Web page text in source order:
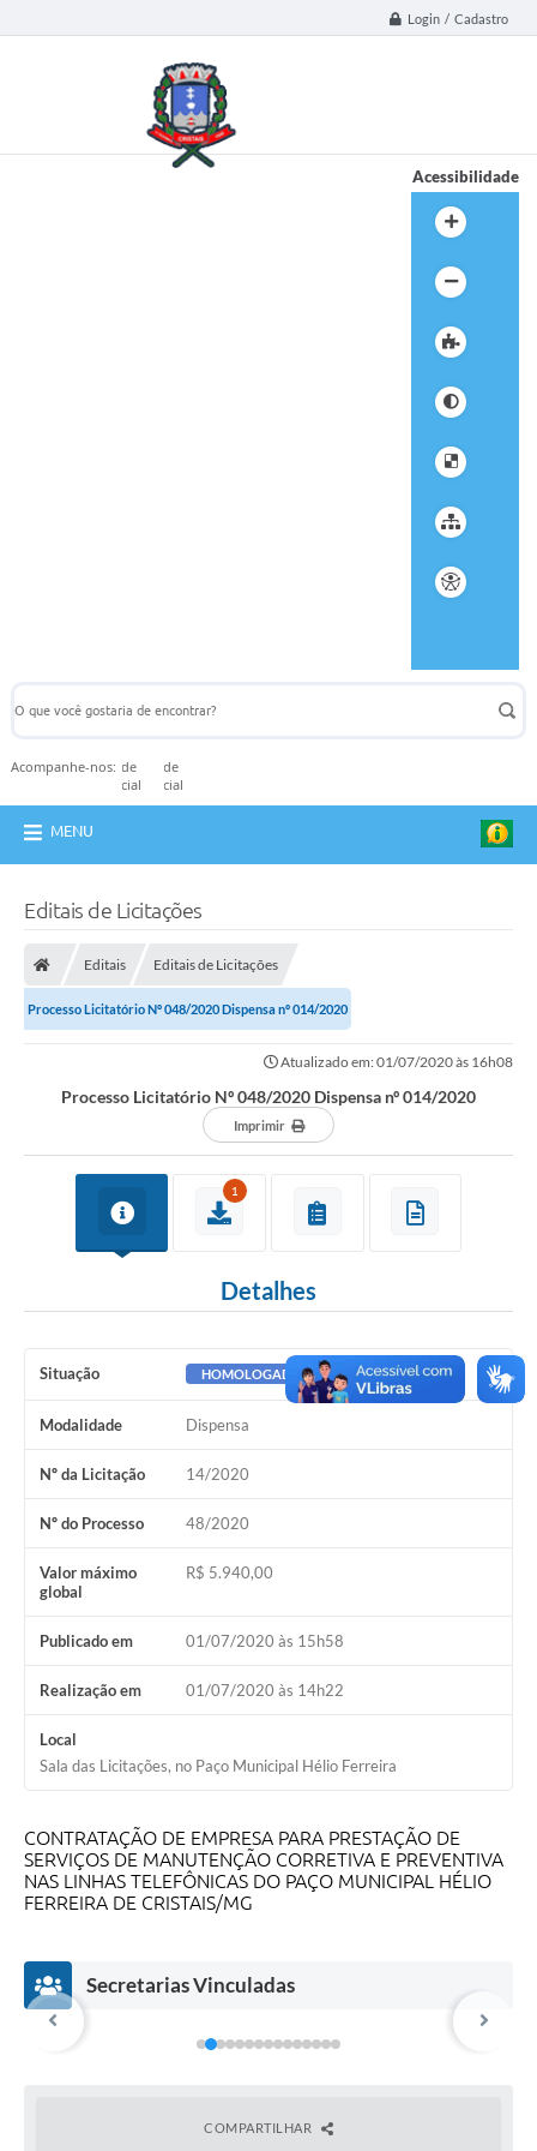
Login / Cadastro
Acessibilidade
Acompanhe-nos:
MENU
Editais de Licitações
Editais Editais de Licitações
Processo Licitatório Nº 048/2020 Dispensa nº 014/2020
Atualizado em: 01/07/2020 às 16h08
Processo Licitatório Nº 048/2020 Dispensa nº 014/2020
Imprimir
1
Detalhes
Situação HOMOLOGADO
Modalidade Dispensa
Nº da Licitação 14/2020
Nº do Processo 48/2020
Valor máximo
global
R$ 5.940,00
Publicado em 01/07/2020 às 15h58
Realização em 01/07/2020 às 14h22
Local
Sala das Licitações, no Paço Municipal Hélio Ferreira
CONTRATAÇÃO DE EMPRESA PARA PRESTAÇÃO DE
SERVIÇOS DE MANUTENÇÃO CORRETIVA E PREVENTIVA
NAS LINHAS TELEFÔNICAS DO PAÇO MUNICIPAL HÉLIO
FERREIRA DE CRISTAIS/MG
Secretarias Vinculadas
COMPARTILHAR